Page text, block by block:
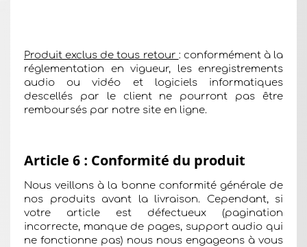
Produit exclus de tous retour : conformément à la
réglementation en vigueur, les enregistrements
audio ou vidéo et logiciels informatiques
descellés par le client ne pourront pas être
remboursés par notre site en ligne.
Article 6 : Conformité du produit
Nous veillons à la bonne conformité générale de
nos produits avant la livraison. Cependant, si
votre article est défectueux (pagination
incorrecte, manque de pages, support audio qui
ne fonctionne pas) nous nous engageons à vous